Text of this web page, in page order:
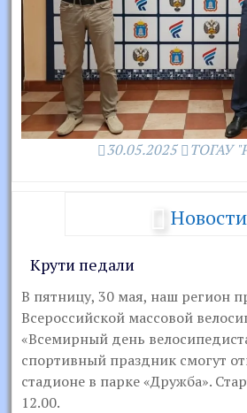
30.05.2025 ТОГАУ
Новости
Крути педали
В пятницу, 30 мая, наш регион
Всероссийской массовой
«Всемирный день
спортивный праздник смогут
стадионе в парке «Дружба».
12.00.